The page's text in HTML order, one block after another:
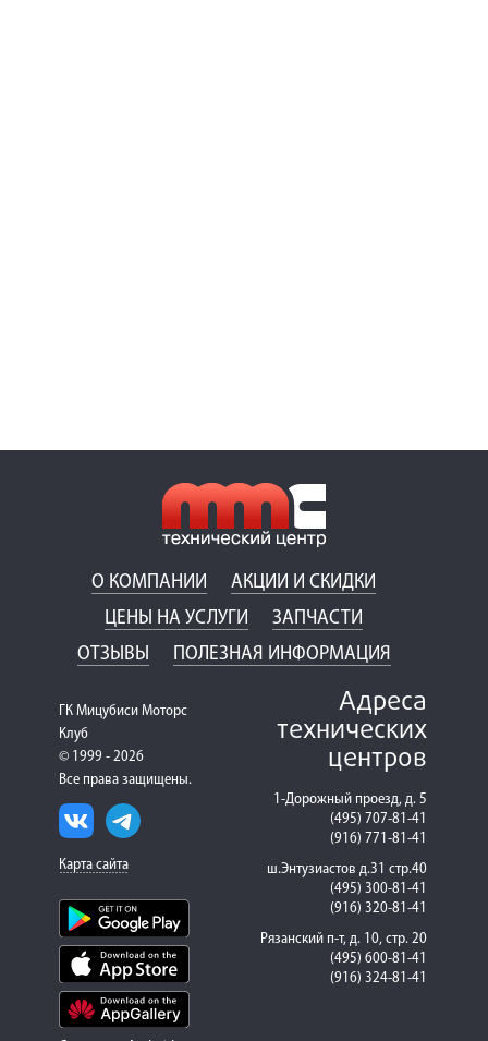
О КОМПАНИИ
АКЦИИ И СКИДКИ
ЦЕНЫ НА УСЛУГИ
ЗАПЧАСТИ
ОТЗЫВЫ
ПОЛЕЗНАЯ ИНФОРМАЦИЯ
ГК Мицубиси Моторс
Клуб
© 1999 - 2026
Все права защищены.
Карта сайта
Адреса
технических
центров
1-Дорожный проезд, д. 5
(495) 707-81-41
(916) 771-81-41
ш.Энтузиастов д.31 стр.40
(495) 300-81-41
(916) 320-81-41
Рязанский п-т, д. 10, стр. 20
(495) 600-81-41
(916) 324-81-41